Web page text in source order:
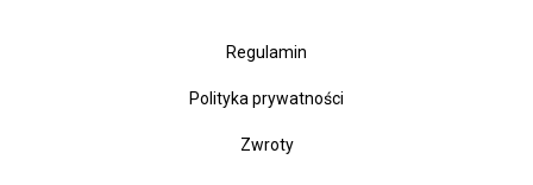
Regulamin
Polityka prywatności
Zwroty